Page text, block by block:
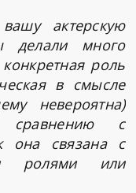
актерскую
делали много
роль
в смысле
невероятна)
сравнению с
она связана с
ролями или